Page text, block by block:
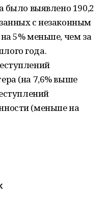
было выявлено 190,2
с незаконным
5% меньше, чем за
года.
(на 7,6% выше
(меньше на